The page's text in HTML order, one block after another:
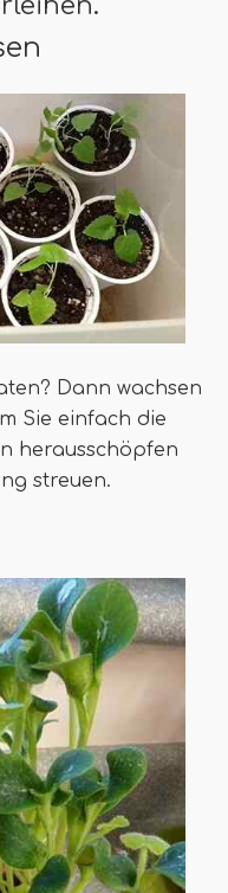
Dann wachsen
Sie einfach die
herausschöpfen
streuen.